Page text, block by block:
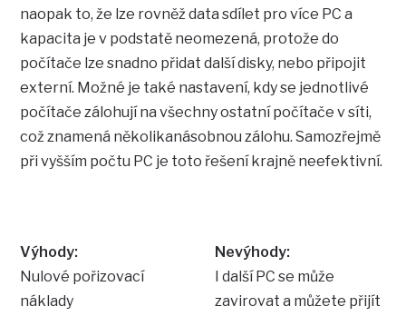
naopak to, že lze rovněž data sdílet pro více PC a
kapacita je v podstatě neomezená, protože do
počítače lze snadno přidat další disky, nebo připojit
externí. Možné je také nastavení, kdy se jednotlivé
počítače zálohují na všechny ostatní počítače v síti,
což znamená několikanásobnou zálohu. Samozřejmě
při vyšším počtu PC je toto řešení krajně neefektivní.
Výhody:
Nulové pořizovací
náklady
Nevýhody:
I další PC se může
zavirovat a můžete přijít